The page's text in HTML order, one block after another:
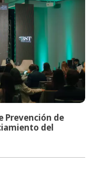
Prevención de
del